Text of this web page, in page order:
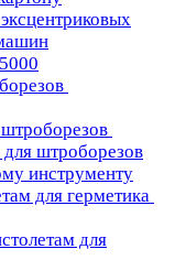
штроборезов
инструменту
для герметика
для